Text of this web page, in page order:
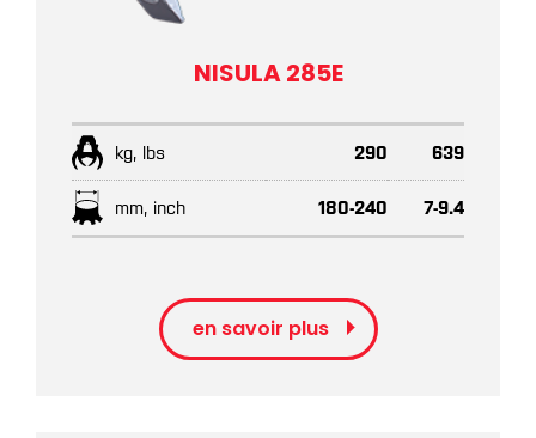
NISULA 285E
kg, lbs 290 639
mm, inch 180-240 7-9.4
en savoir plus